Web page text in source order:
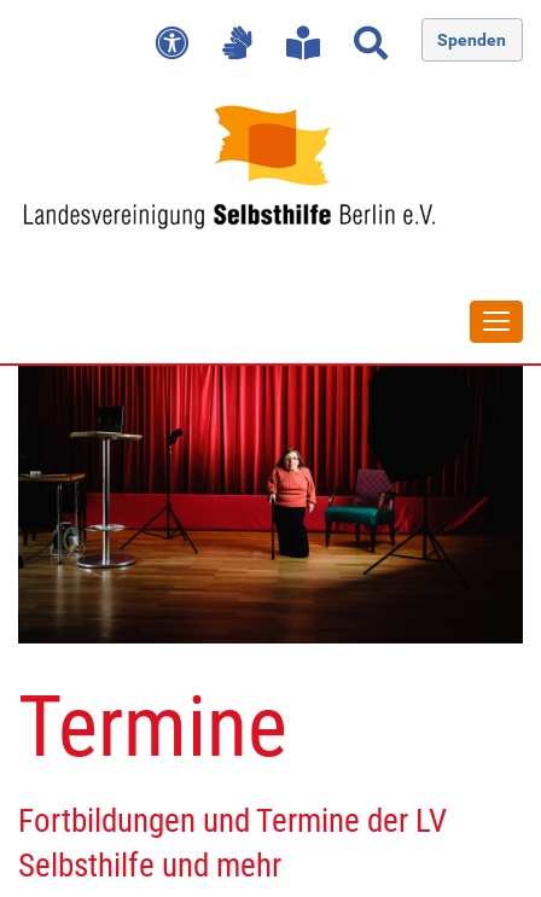
Spenden
Termine
Fortbildungen und Termine der LV
Selbsthilfe und mehr